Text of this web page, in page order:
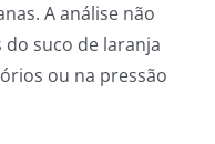
A análise não
suco de laranja
ou na pressão